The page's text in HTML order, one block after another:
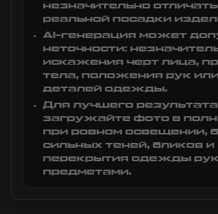
незначительно
реальной посадки
AI-генерация может
неточности:
искажения черт лица,
тела, положения рук
деталей одежды.
Для лучшего результата
загружайте фото в
при ровном освещении,
сильных теней, бликов и
перекрытия одежды
предметами.